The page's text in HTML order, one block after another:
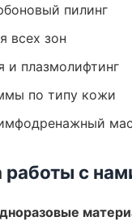
пилинг
всех зон
и плазмолифтинг
по типу кожи
с